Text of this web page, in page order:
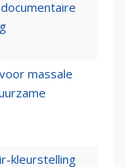
massale
kleurstelling